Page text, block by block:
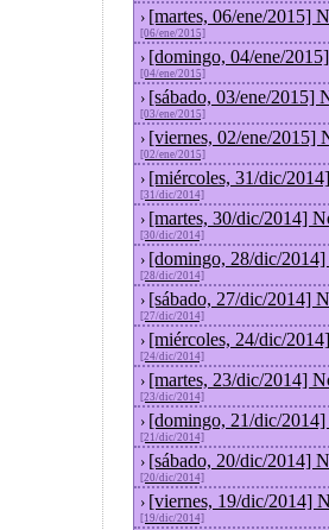
› [martes, 06/ene/2015]
[06/ene/2015]
› [domingo, 04/ene/
[04/ene/2015]
› [sábado, 03/ene/2015]
[03/ene/2015]
› [viernes, 02/ene/2015]
[02/ene/2015]
› [miércoles, 31/dic/
[31/dic/2014]
› [martes, 30/dic/2014]
[30/dic/2014]
› [domingo, 28/dic/
[28/dic/2014]
› [sábado, 27/dic/2014]
[27/dic/2014]
› [miércoles, 24/dic/
[24/dic/2014]
› [martes, 23/dic/2014]
[23/dic/2014]
› [domingo, 21/dic/
[21/dic/2014]
› [sábado, 20/dic/2014]
[20/dic/2014]
› [viernes, 19/dic/2014]
[19/dic/2014]